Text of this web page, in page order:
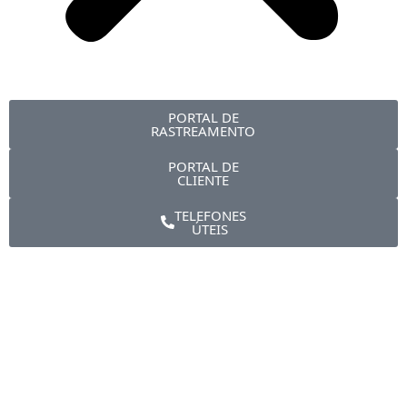
PORTAL DE
RASTREAMENTO
PORTAL DE
CLIENTE
TELEFONES
ÚTEIS